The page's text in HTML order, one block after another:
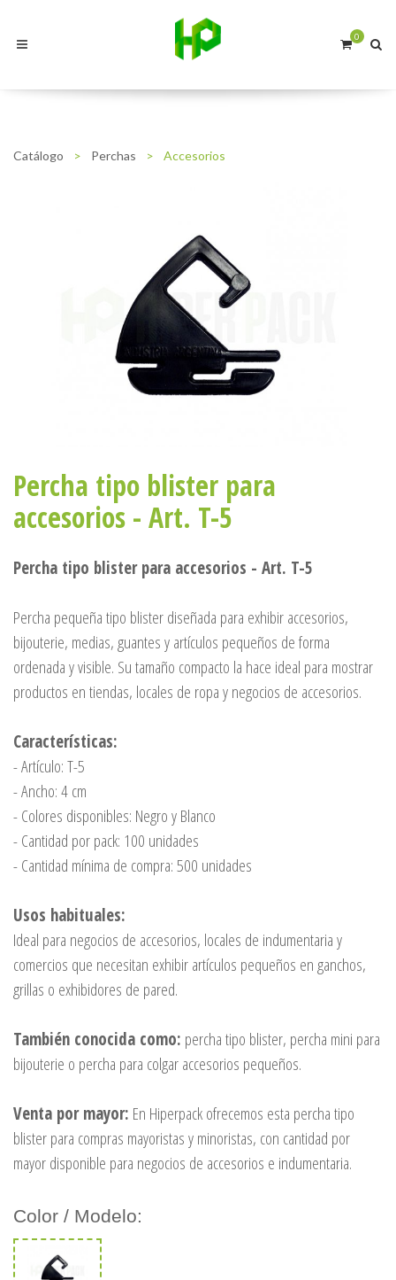
0
Catálogo > Perchas > Accesorios
Percha tipo blister para
accesorios - Art. T-5
Percha tipo blister para accesorios - Art. T-5
Percha pequeña tipo blister diseñada para exhibir accesorios,
bijouterie, medias, guantes y artículos pequeños de forma
ordenada y visible. Su tamaño compacto la hace ideal para mostrar
productos en tiendas, locales de ropa y negocios de accesorios.
Características:
- Artículo: T-5
- Ancho: 4 cm
- Colores disponibles: Negro y Blanco
- Cantidad por pack: 100 unidades
- Cantidad mínima de compra: 500 unidades
Usos habituales:
Ideal para negocios de accesorios, locales de indumentaria y
comercios que necesitan exhibir artículos pequeños en ganchos,
grillas o exhibidores de pared.
También conocida como: percha tipo blister, percha mini para
bijouterie o percha para colgar accesorios pequeños.
Venta por mayor: En Hiperpack ofrecemos esta percha tipo
blister para compras mayoristas y minoristas, con cantidad por
mayor disponible para negocios de accesorios e indumentaria.
Color / Modelo: